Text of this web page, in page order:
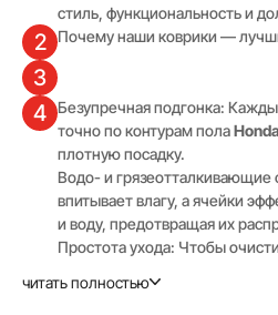
2 Почему наши коврики —
3
4 Безупречная подгонка:
точно по контурам пола
плотную посадку.
Водо- и грязеотталкивающие
впитывает влагу, а ячейки
и воду, предотвращая их
Простота ухода: Чтобы
Повышенная
стиль, функциональность и
читать полностью